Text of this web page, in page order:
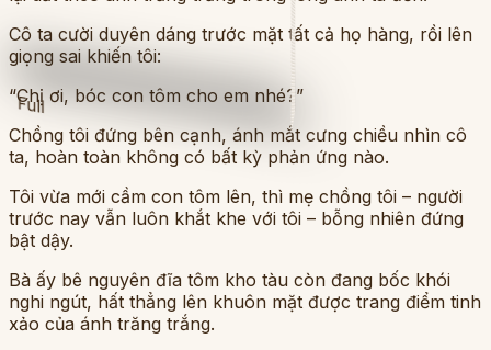
Full
Cô ta cười duyên dáng trước mặt tất cả họ hàng, rồi lên
giọng sai khiến tôi:
“Chị ơi, bóc con tôm cho em nhé?”
Chồng tôi đứng bên cạnh, ánh mắt cưng chiều nhìn cô
ta, hoàn toàn không có bất kỳ phản ứng nào.
Tôi vừa mới cầm con tôm lên, thì mẹ chồng tôi – người
trước nay vẫn luôn khắt khe với tôi – bỗng nhiên đứng
bật dậy.
Bà ấy bê nguyên đĩa tôm kho tàu còn đang bốc khói
nghi ngút, hất thẳng lên khuôn mặt được trang điểm tinh
xảo của ánh trăng trắng.